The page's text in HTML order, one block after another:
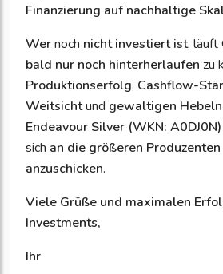
Finanzierung auf nachhaltige
Wernoch nicht investiert ist, läuft
bald nur noch hinterherlaufen zu
Produktionserfolg, Cashflow-
Weitsichtund gewaltigen Hebeln
Endeavour Silver (WKN: A0DJ0N)
sich an die größeren Produzenten
anzuschicken.
Viele Grüße und maximalen
Investments,
Ihr